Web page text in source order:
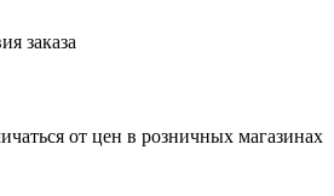
заказа
от цен в розничных магазинах